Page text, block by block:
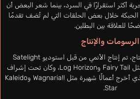
أكثر استقرارًا في السرد، بينما شعر البعض أن
خلال بعض الحلقات التي لم تُضف تقدمًا
للعلاقة بين البطلين.
الرسومات والإنتاج
من حيث الرسومات والإنتاج، تم إنتاج الأنمي من قبل استوديو Satelight
المعروف بأعماله الناجحة مثل Fairy Tail وLog Horizon، وكان تحت إشراف
أخرج أعمالًا شهيرة مثل Wagnaria!!
وKaleido
Star.